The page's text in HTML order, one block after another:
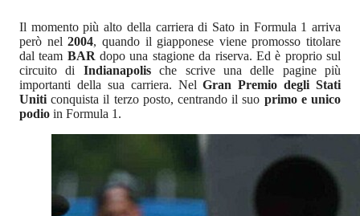
Il momento più alto della carriera di Sato in Formula 1 arriva
però nel2004, quando il giapponese viene promosso titolare
dal team BARdopo una stagione da riserva. Ed è proprio sul
circuito di Indianapolische scrive una delle pagine più
importanti della sua carriera. NelGran Premio degli Stati
Uniti conquista il terzo posto, centrando il suo primo e unico
podio in Formula 1.